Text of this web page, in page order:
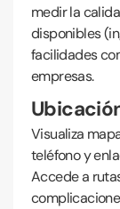
medir la
disponibles
facilidades
empresas.
Visualiza
teléfono y
Accede a